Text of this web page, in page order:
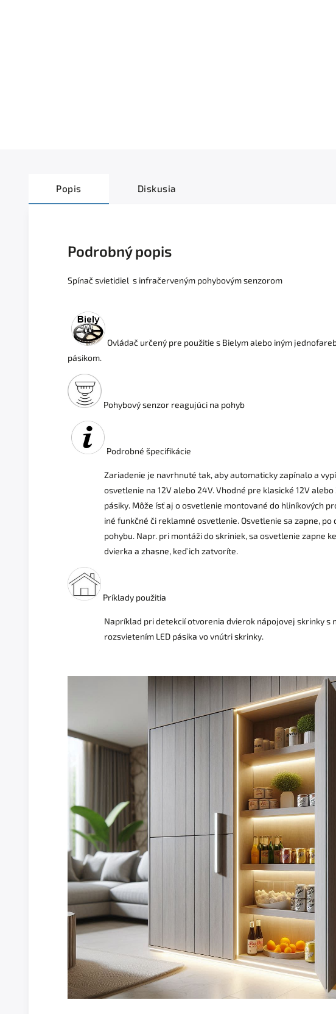
Popis Diskusia
Podrobný popis
Spínač svietidiel s infračerveným pohybovým senzorom
Ovládač určený pre použitie s Bielym alebo iným
pásikom.
Pohybový senzor reagujúci na pohyb
Podrobné špecifikácie
Zariadenie je navrhnuté tak, aby automaticky zapínalo a
osvetlenie na 12V alebo 24V. Vhodné pre klasické 12V alebo
pásiky. Môže ísť aj o osvetlenie montované do hliníkových
iné funkčné či reklamné osvetlenie. Osvetlenie sa zapne, po
pohybu. Napr. pri montáži do skriniek, sa osvetlenie zapne
dvierka a zhasne, keď ich zatvoríte.
Príklady použitia
Napríklad pri detekcií otvorenia dvierok nápojovej skrinky s
rozsvietením LED pásika vo vnútri skrinky.